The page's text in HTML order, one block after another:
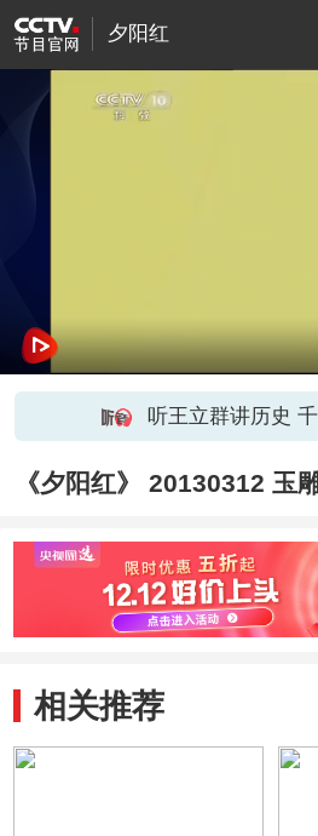
夕阳红
听王立群讲历史
《夕阳红》 20130312 玉
相关推荐